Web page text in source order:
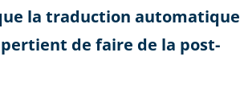
la traduction automatique
de faire de la post-